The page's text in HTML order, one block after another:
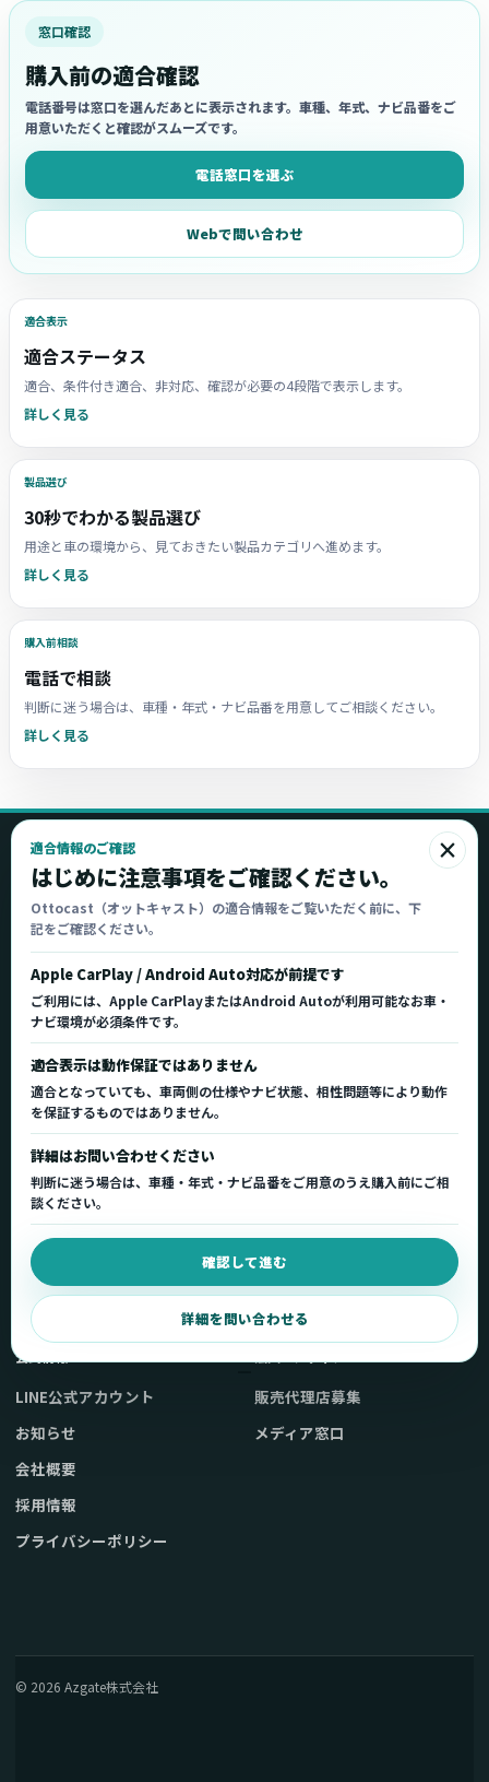
窓口確認
購入前の適合確認
電話番号は窓口を選んだあとに表示されます。車種、年式、ナビ品番をご
用意いただくと確認がスムーズです。
電話窓口を選ぶ
Webで問い合わせ
適合表示
適合ステータス
適合、条件付き適合、非対応、確認が必要の4段階で表示します。
詳しく見る
製品選び
30秒でわかる製品選び
用途と車の環境から、見ておきたい製品カテゴリへ進めます。
詳しく見る
購入前相談
電話で相談
判断に迷う場合は、車種・年式・ナビ品番を用意してご相談ください。
詳しく見る
×
適合情報のご確認
はじめに注意事項をご確認ください。
Ottocast（オットキャスト）の適合情報をご覧いただく前に、下
記をご確認ください。
Apple CarPlay / Android Auto対応が前提です
ご利用には、Apple CarPlayまたはAndroid Autoが利用可能なお車・
ナビ環境が必須条件です。
適合表示は動作保証ではありません
適合となっていても、車両側の仕様やナビ状態、相性問題等により動作
を保証するものではありません。
詳細はお問い合わせください
判断に迷う場合は、車種・年式・ナビ品番をご用意のうえ購入前にご相
談ください。
確認して進む
詳細を問い合わせる
Ottocast
オットキャスト
Ottocast正規販売代理店 Azgate株式会社
Ottocast（オットキャスト）の製品情報、車種適
合、サポート情報を日本国内向けに整理してご案内し
ます。
正規販売代理店 車種適合情報 国内サポート窓口
製品を探す
製品一覧
車種適合を確認
用途から製品を選ぶ
取扱店舗・購入先
弊社販売ストアへ
Q&A・症状別サポート
起動不良復旧サービス
公式情報
LINE公式アカウント
お知らせ
会社概要
採用情報
プライバシーポリシー
販売代理店募集
メディア窓口
© 2026 Azgate株式会社